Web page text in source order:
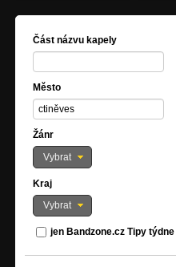
Část názvu kapely
Město
Žánr
Vybrat
Kraj
Vybrat
jen Bandzone.cz Tipy týdne